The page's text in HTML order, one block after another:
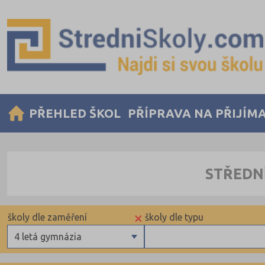
PŘEHLED ŠKOL PŘÍPRAVA NA
školy dle typu
×
4 letá gymnázia
školy dle zaměření